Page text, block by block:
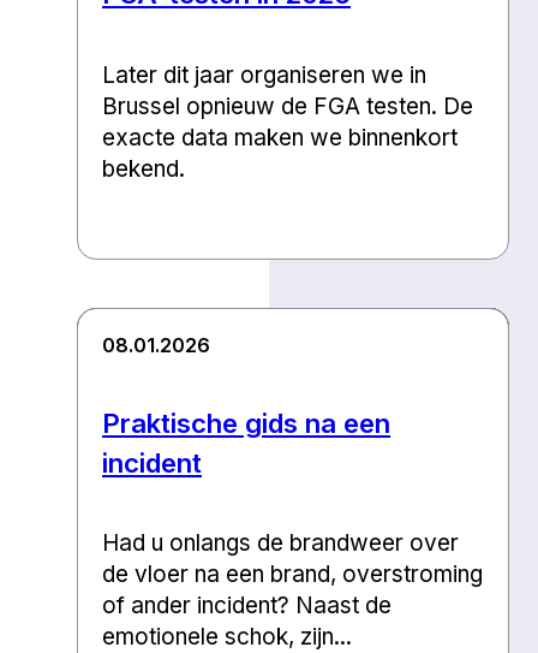
Later dit jaar organiseren we in
Brussel opnieuw de FGA testen. De
exacte data maken we binnenkort
bekend.
Praktische gids na een
incident
08.01.2026
Had u onlangs de brandweer over
de vloer na een brand, overstroming
of ander incident? Naast de
emotionele schok, zijn...